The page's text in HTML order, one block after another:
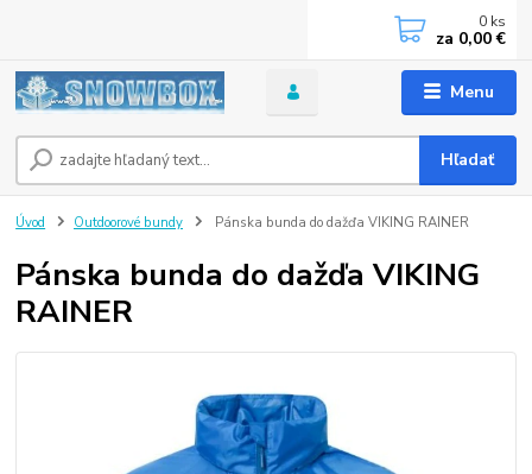
Menu
Hľadať
0 ks
za 0,00 €
Úvod Outdoorové bundy Pánska bunda do dažďa VIKING RAINER
Pánska bunda do dažďa VIKING
RAINER